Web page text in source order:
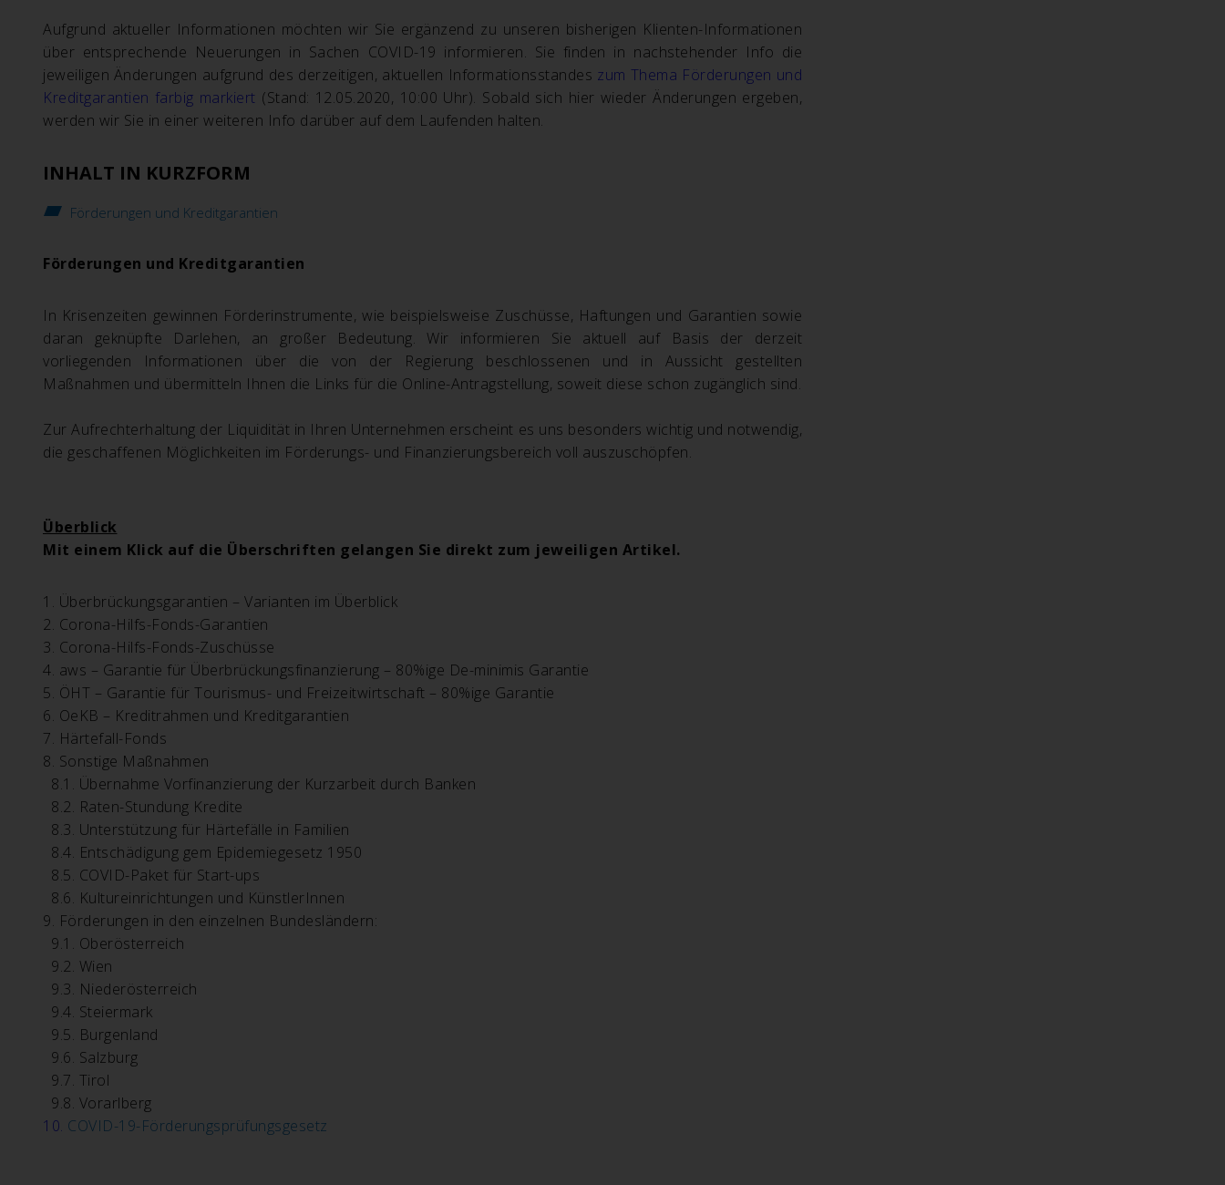
Aufgrund aktueller Informationen möchten wir Sie ergänzend zu unseren bisherigen Klienten-Informationen
über entsprechende Neuerungen in Sachen COVID-19 informieren. Sie finden in nachstehender Info die
jeweiligen Änderungen aufgrund des derzeitigen, aktuellen Informationsstandes zum Thema Förderungen und
Kreditgarantien farbig markiert (Stand: 12.05.2020, 10:00 Uhr). Sobald sich hier wieder Änderungen ergeben,
werden wir Sie in einer weiteren Info darüber auf dem Laufenden halten.
INHALT IN KURZFORM
Förderungen und Kreditgarantien
Förderungen und Kreditgarantien
In Krisenzeiten gewinnen Förderinstrumente, wie beispielsweise Zuschüsse, Haftungen und Garantien sowie
daran geknüpfte Darlehen, an großer Bedeutung. Wir informieren Sie aktuell auf Basis der derzeit
vorliegenden Informationen über die von der Regierung beschlossenen und in Aussicht gestellten
Maßnahmen und übermitteln Ihnen die Links für die Online-Antragstellung, soweit diese schon zugänglich sind.
Zur Aufrechterhaltung der Liquidität in Ihren Unternehmen erscheint es uns besonders wichtig und notwendig,
die geschaffenen Möglichkeiten im Förderungs- und Finanzierungsbereich voll auszuschöpfen.
Überblick
Mit einem Klick auf die Überschriften gelangen Sie direkt zum jeweiligen Artikel.
1. Überbrückungsgarantien – Varianten im Überblick
2. Corona-Hilfs-Fonds-Garantien
3. Corona-Hilfs-Fonds-Zuschüsse
4. aws – Garantie für Überbrückungsfinanzierung – 80%ige De-minimis Garantie
5. ÖHT – Garantie für Tourismus- und Freizeitwirtschaft – 80%ige Garantie
6. OeKB – Kreditrahmen und Kreditgarantien
7. Härtefall-Fonds
8. Sonstige Maßnahmen
8.1. Übernahme Vorfinanzierung der Kurzarbeit durch Banken
8.2. Raten-Stundung Kredite
8.3. Unterstützung für Härtefälle in Familien
8.4. Entschädigung gem Epidemiegesetz 1950
8.5. COVID-Paket für Start-ups
8.6. Kultureinrichtungen und KünstlerInnen
9. Förderungen in den einzelnen Bundesländern:
9.1. Oberösterreich
9.2. Wien
9.3. Niederösterreich
9.4. Steiermark
9.5. Burgenland
9.6. Salzburg
9.7. Tirol
9.8. Vorarlberg
10. COVID-19-Förderungsprüfungsgesetz